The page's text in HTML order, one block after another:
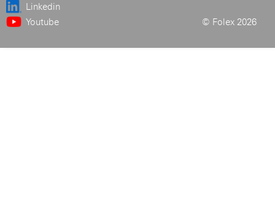
Linkedin
Youtube
© Folex 2026